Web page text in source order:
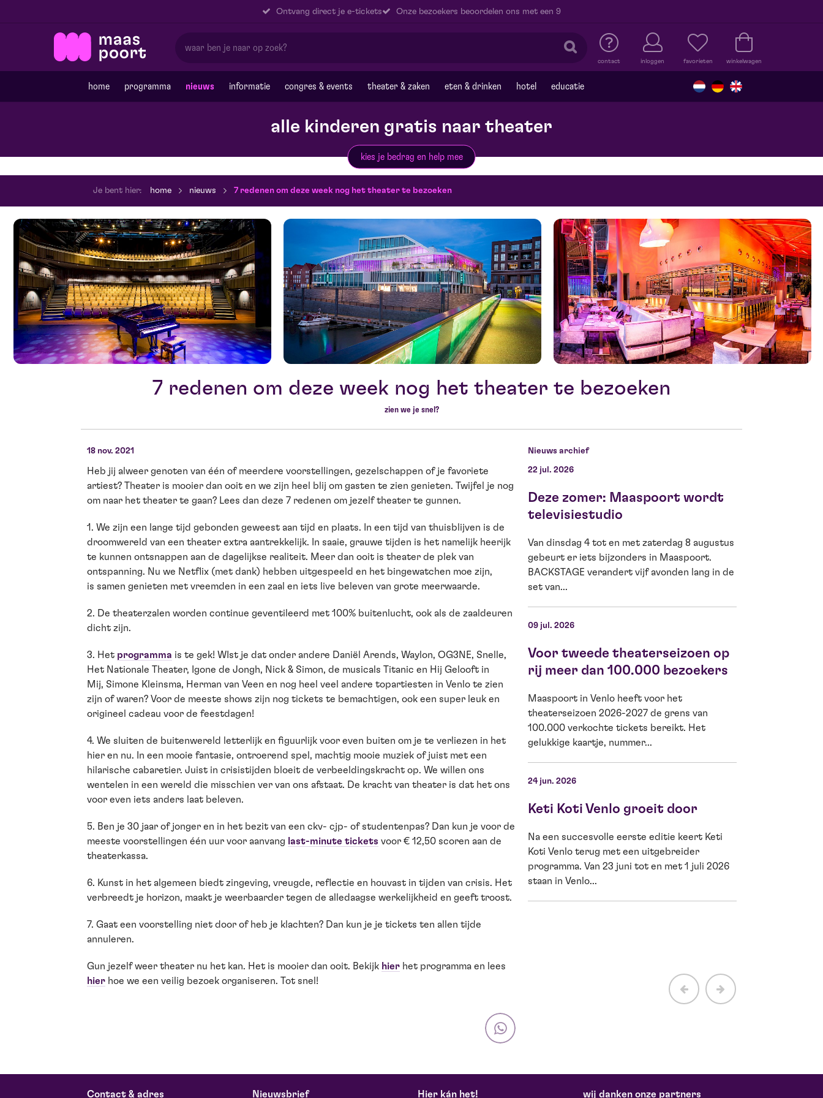
Ontvang direct je e-tickets Onze bezoekers beoordelen ons met een 9
contact inloggen favorieten winkelwagen
home programma nieuws informatie congres & events theater & zaken eten & drinken hotel educatie
alle kinderen gratis naar theater
kies je bedrag en help mee
Je bent hier: home nieuws 7 redenen om deze week nog het theater te bezoeken
7 redenen om deze week nog het theater te bezoeken
zien we je snel?
18 nov. 2021
Heb jij alweer genoten van één of meerdere voorstellingen, gezelschappen of je favoriete
artiest? Theater is mooier dan ooit en we zijn heel blij om gasten te zien genieten. Twijfel je nog
om naar het theater te gaan? Lees dan deze 7 redenen om jezelf theater te gunnen.
1. We zijn een lange tijd gebonden geweest aan tijd en plaats. In een tijd van thuisblijven is de
droomwereld van een theater extra aantrekkelijk. In saaie, grauwe tijden is het namelijk heerijk
te kunnen ontsnappen aan de dagelijkse realiteit. Meer dan ooit is theater de plek van
ontspanning. Nu we Netflix (met dank) hebben uitgespeeld en het bingewatchen moe zijn,
is samen genieten met vreemden in een zaal en iets live beleven van grote meerwaarde.
2. De theaterzalen worden continue geventileerd met 100% buitenlucht, ook als de zaaldeuren
dicht zijn.
3. Het programma is te gek! WIst je dat onder andere Daniël Arends, Waylon, OG3NE, Snelle,
Het Nationale Theater, Igone de Jongh, Nick & Simon, de musicals Titanic en Hij Gelooft in
Mij, Simone Kleinsma, Herman van Veen en nog heel veel andere topartiesten in Venlo te zien
zijn of waren? Voor de meeste shows zijn nog tickets te bemachtigen, ook een super leuk en
origineel cadeau voor de feestdagen!
4. We sluiten de buitenwereld letterlijk en figuurlijk voor even buiten om je te verliezen in het
hier en nu. In een mooie fantasie, ontroerend spel, machtig mooie muziek of juist met een
hilarische cabaretier. Juist in crisistijden bloeit de verbeeldingskracht op. We willen ons
wentelen in een wereld die misschien ver van ons afstaat. De kracht van theater is dat het ons
voor even iets anders laat beleven.
5. Ben je 30 jaar of jonger en in het bezit van een ckv- cjp- of studentenpas? Dan kun je voor de
meeste voorstellingen één uur voor aanvang last-minute tickets voor € 12,50 scoren aan de
theaterkassa.
6. Kunst in het algemeen biedt zingeving, vreugde, reflectie en houvast in tijden van crisis. Het
verbreedt je horizon, maakt je weerbaarder tegen de alledaagse werkelijkheid en geeft troost.
7. Gaat een voorstelling niet door of heb je klachten? Dan kun je je tickets ten allen tijde
annuleren.
Gun jezelf weer theater nu het kan. Het is mooier dan ooit. Bekijk hier het programma en lees
hier hoe we een veilig bezoek organiseren. Tot snel!
Nieuws archief
22 jul. 2026
Deze zomer: Maaspoort wordt
televisiestudio
Van dinsdag 4 tot en met zaterdag 8 augustus
gebeurt er iets bijzonders in Maaspoort.
BACKSTAGE verandert vijf avonden lang in de
set van...
09 jul. 2026
Voor tweede theaterseizoen op
rij meer dan 100.000 bezoekers
Maaspoort in Venlo heeft voor het
theaterseizoen 2026-2027 de grens van
100.000 verkochte tickets bereikt. Het
gelukkige kaartje, nummer...
24 jun. 2026
Keti Koti Venlo groeit door
Na een succesvolle eerste editie keert Keti
Koti Venlo terug met een uitgebreider
programma. Van 23 juni tot en met 1 juli 2026
staan in Venlo...
Contact & adres Nieuwsbrief Hier kán het! wij danken onze partners